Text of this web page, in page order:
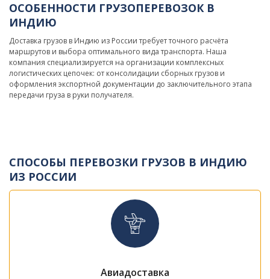
ОСОБЕННОСТИ ГРУЗОПЕРЕВОЗОК В
ИНДИЮ
Доставка грузов в Индию из России требует точного расчёта
маршрутов и выбора оптимального вида транспорта. Наша
компания специализируется на организации комплексных
логистических цепочек: от консолидации сборных грузов и
оформления экспортной документации до заключительного этапа
передачи груза в руки получателя.
СПОСОБЫ ПЕРЕВОЗКИ ГРУЗОВ В ИНДИЮ
ИЗ РОССИИ
Авиадоставка